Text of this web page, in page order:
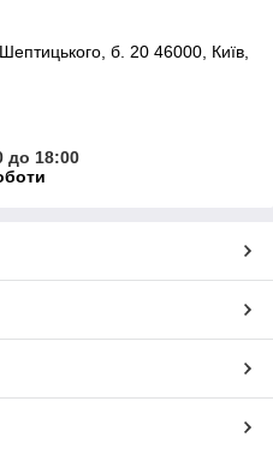
б. 20 46000, Київ,
до 18:00